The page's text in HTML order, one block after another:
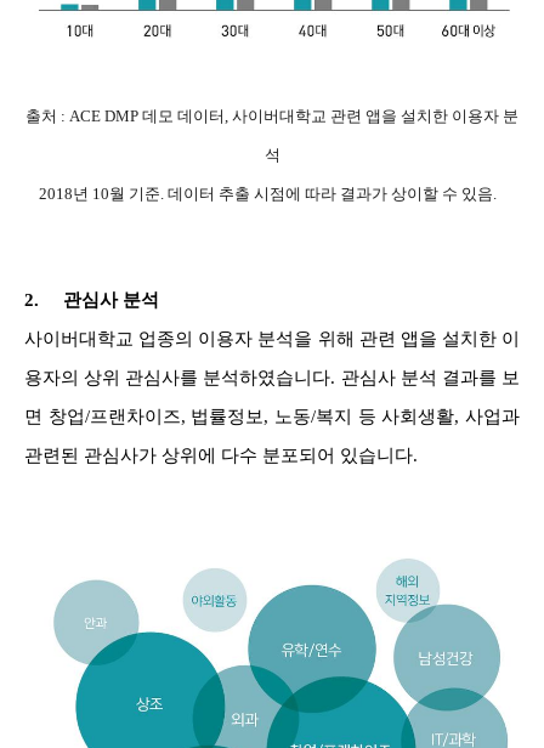
출처 : ACE DMP 데모 데이터, 사이버대학교 관련 앱을 설치한 이용자 분
석
2018년 10월 기준. 데이터 추출 시점에 따라 결과가 상이할 수 있음.
2.
관심사 분석
사이버대학교 업종의 이용자 분석을 위해 관련 앱을 설치한 이
용자의 상위 관심사를 분석하였습니다. 관심사 분석 결과를 보
면 창업/프랜차이즈, 법률정보, 노동/복지 등 사회생활, 사업과
관련된 관심사가 상위에 다수 분포되어 있습니다.